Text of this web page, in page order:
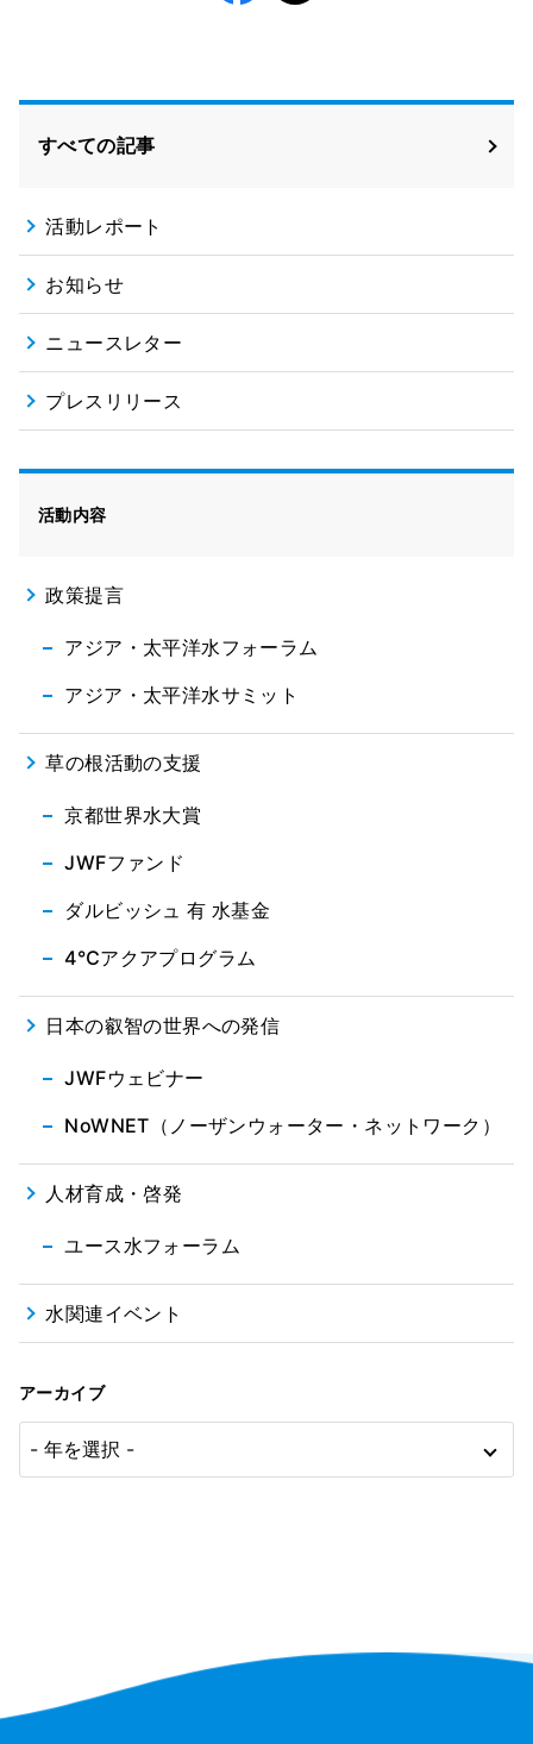
すべての記事
活動レポート
お知らせ
ニュースレター
プレスリリース
活動内容
政策提言
アジア・太平洋水フォーラム
アジア・太平洋水サミット
草の根活動の支援
京都世界水大賞
JWFファンド
ダルビッシュ 有 水基金
4℃アクアプログラム
日本の叡智の世界への発信
JWFウェビナー
NoWNET（ノーザンウォーター・ネットワーク）
人材育成・啓発
ユース水フォーラム
水関連イベント
アーカイブ